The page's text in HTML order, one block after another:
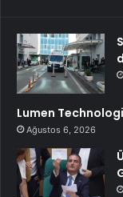
Lumen
Ağustos 6, 2026